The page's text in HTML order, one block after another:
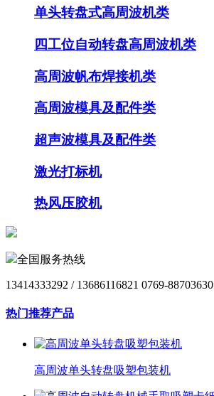
单头转盘式高周波机类
四工位自动转盘高周波机类
高周波帆布焊接机类
高周波模具及配件类
超声波模具及配件类
激光打标机
热风压胶机
全国服务热线
13414333292 / 13686116821 0769-88703630
热门推荐产品
高周波单头转盘吸塑包装机